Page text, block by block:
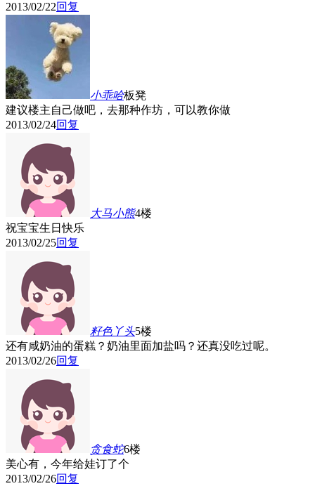
2013/02/22回复
小乖哈板凳
建议楼主自己做吧，去那种作坊，可以教你做
2013/02/24回复
大马小熊4楼
祝宝宝生日快乐
2013/02/25回复
籽色丫头5楼
还有咸奶油的蛋糕？奶油里面加盐吗？还真没吃过呢。
2013/02/26回复
贪食蛇6楼
美心有，今年给娃订了个
2013/02/26回复